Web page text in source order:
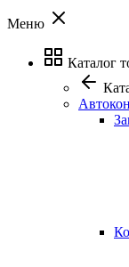
Меню
Каталог